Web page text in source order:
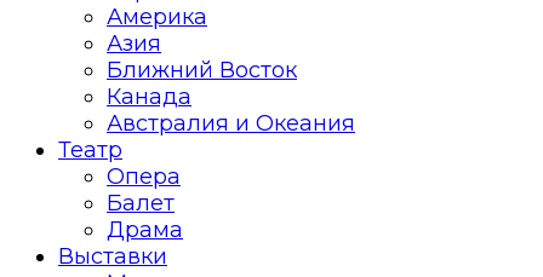
Америка
Азия
Ближний Восток
Канада
Австралия и Океания
Театр
Опера
Балет
Драма
Выставки